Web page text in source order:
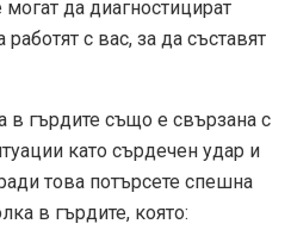
да диагностицират
с вас, за да съставят
в гърдите също е свързана с
като сърдечен удар и
това потърсете спешна
в гърдите, която: